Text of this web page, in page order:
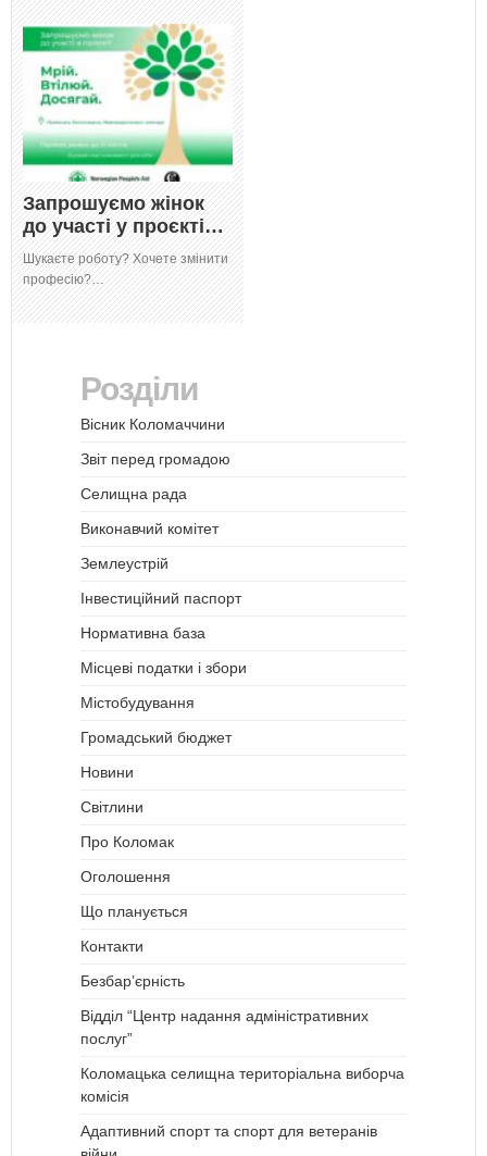
Запрошуємо жінок
до участі у проєкті…
Шукаєте роботу? Хочете змінити
професію?…
Розділи
Вісник Коломаччини
Звіт перед громадою
Селищна рада
Виконавчий комітет
Землеустрій
Інвестиційний паспорт
Нормативна база
Місцеві податки і збори
Містобудування
Громадський бюджет
Новини
Світлини
Про Коломак
Оголошення
Що планується
Контакти
Безбар’єрність
Відділ “Центр надання адміністративних
послуг”
Коломацька селищна територіальна виборча
комісія
Адаптивний спорт та спорт для ветеранів